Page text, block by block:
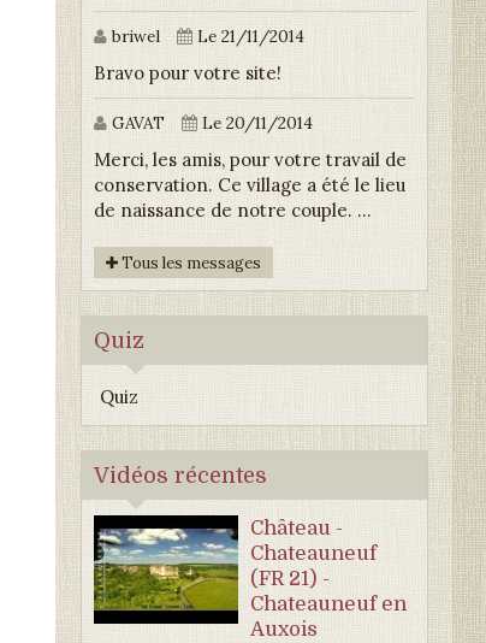
briwel Le 21/11/2014
Bravo pour votre site!
GAVAT Le 20/11/2014
Merci, les amis, pour votre travail de
conservation. Ce village a été le lieu
de naissance de notre couple. ...
Tous les messages
Quiz
Quiz
Vidéos récentes
Château -
Chateauneuf
(FR 21) -
Chateauneuf en
Auxois